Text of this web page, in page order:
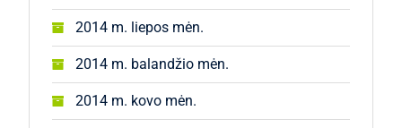
2014 m. liepos mėn.
2014 m. balandžio mėn.
2014 m. kovo mėn.